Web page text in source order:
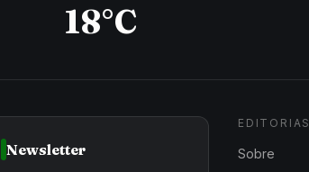
18°C
Newsletter
EDITORIAS
Sobre